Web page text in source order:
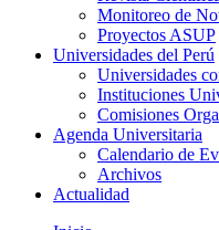
Monitoreo de
Proyectos ASUP
Universidades del Perú
Universidades
Instituciones
Comisiones
Agenda Universitaria
Calendario de
Archivos
Actualidad